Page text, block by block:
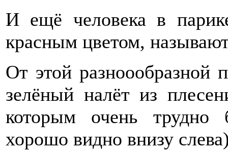
И ещё человека в
красным цветом,
От этой разноообразной
зелёный налёт из
которым очень трудно
хорошо видно внизу